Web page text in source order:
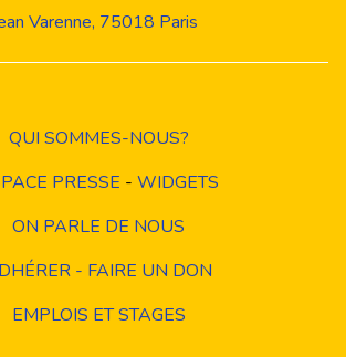
Varenne, 75018 Paris
QUI SOMMES-NOUS?
PRESSE - WIDGETS
ON PARLE DE NOUS
- FAIRE UN DON
EMPLOIS ET STAGES